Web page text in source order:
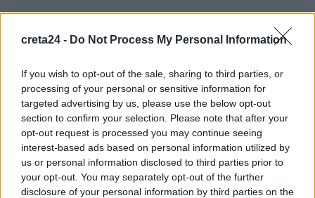
creta24 - Do Not Process My Personal Information
If you wish to opt-out of the sale, sharing to third parties, or
processing of your personal or sensitive information for
targeted advertising by us, please use the below opt-out
section to confirm your selection. Please note that after your
opt-out request is processed you may continue seeing
interest-based ads based on personal information utilized by
us or personal information disclosed to third parties prior to
your opt-out. You may separately opt-out of the further
disclosure of your personal information by third parties on the
Καύσωνας και υψηλή ζήτηση εκτοξεύουν τις τιμές ρεύματος
8 Αυγούστου, 2026
Πότε λήγουν τα προγράμματα «Ανακαίνιση Κατοικίας» και
«Σπίτι μου ΙΙ»
8 Αυγούστου, 2026
Μόνιμοι διορισμοί εκπαιδευτικών: Μέχρι πότε γίνεται η
υποβολή αιτήσεων
8 Αυγούστου, 2026